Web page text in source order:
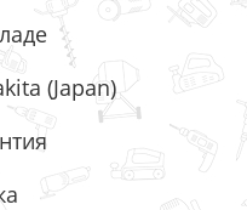
(Japan)